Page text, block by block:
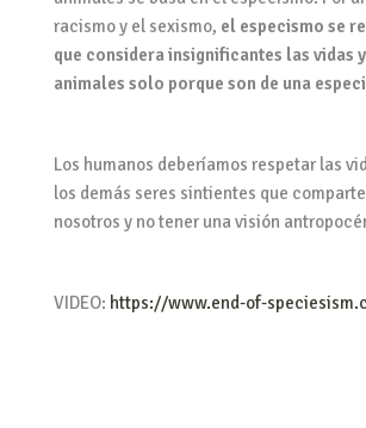
racismo y el sexismo, el especismo se
que considera insignificantes las vidas
animales solo porque son de una
Los humanos deberíamos respetar las
los demás seres sintientes que
nosotros y no tener una visión
VIDEO: https://www.end-of-